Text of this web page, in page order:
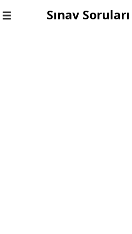
Toggle
Sınav Soruları